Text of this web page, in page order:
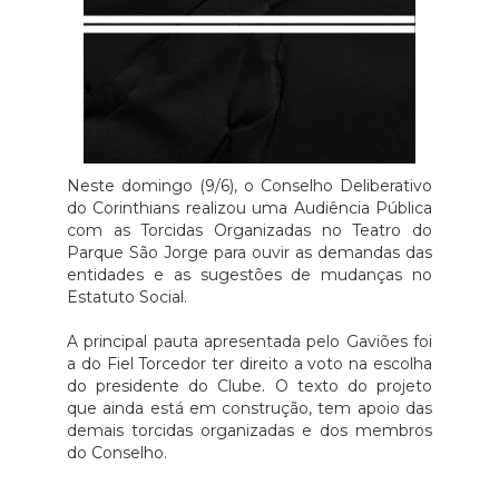
Neste domingo (9/6), o Conselho Deliberativo
do Corinthians realizou uma Audiência Pública
com as Torcidas Organizadas no Teatro do
Parque São Jorge para ouvir as demandas das
entidades e as sugestões de mudanças no
Estatuto Social.
A principal pauta apresentada pelo Gaviões foi
a do Fiel Torcedor ter direito a voto na escolha
do presidente do Clube. O texto do projeto
que ainda está em construção, tem apoio das
demais torcidas organizadas e dos membros
do Conselho.